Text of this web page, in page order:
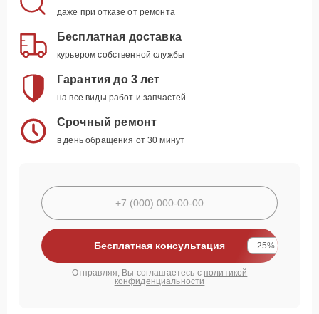
даже при отказе от ремонта
Бесплатная доставка
курьером собственной службы
Гарантия до 3 лет
на все виды работ и запчастей
Срочный ремонт
в день обращения от 30 минут
Бесплатная консультация -25%
Отправляя, Вы соглашаетесь с политикой
конфиденциальности